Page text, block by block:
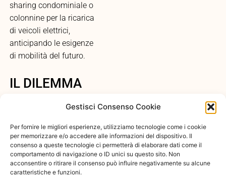
Gestisci Consenso Cookie
Per fornire le migliori esperienze, utilizziamo tecnologie come i cookie
per memorizzare e/o accedere alle informazioni del dispositivo. Il
consenso a queste tecnologie ci permetterà di elaborare dati come il
comportamento di navigazione o ID unici su questo sito. Non
acconsentire o ritirare il consenso può influire negativamente su alcune
caratteristiche e funzioni.
sharing condominiale o
colonnine per la ricarica
di veicoli elettrici,
anticipando le esigenze
di mobilità del futuro.
IL DILEMMA
TRA FASCINO
STORICO E
INNOVAZIONE